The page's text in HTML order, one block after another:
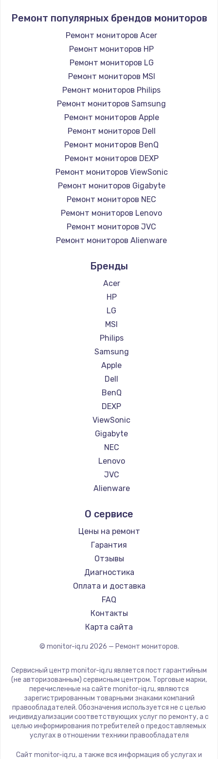
Установка драйверов
725 руб.
Заказать
Замена вебкамеры
1260 руб.
Заказать
Ремонт петель крышки
990 руб.
Заказать
Настройка Wi-Fi
1030 руб.
Заказать
Замена шим-контроллера
3900 руб.
Замена HDMI
Заказать
Ремонт популярных брендов мониторов
Ремонт мониторов Acer
Ремонт мониторов HP
Ремонт мониторов LG
Ремонт мониторов MSI
Ремонт мониторов Philips
Ремонт мониторов Samsung
Ремонт мониторов Apple
Ремонт мониторов Dell
Ремонт мониторов BenQ
Ремонт мониторов DEXP
Ремонт мониторов ViewSonic
Ремонт мониторов Gigabyte
Ремонт мониторов NEC
Ремонт мониторов Lenovo
Ремонт мониторов JVC
Ремонт мониторов Alienware
Ремонт мониторов Thunderobot
Ремонт мониторов Hisense
Ремонт мониторов АОС
Ремонт мониторов Ardor
Ремонт мониторов Machenike
Ремонт мониторов iru
Ремонт мониторов Titan Army
Ремонт мониторов iFFALCON
Ремонт мониторов Dahua
Бренды
Acer
HP
LG
MSI
Philips
Samsung
Apple
Dell
BenQ
DEXP
ViewSonic
Gigabyte
NEC
Lenovo
JVC
Alienware
Thunderobot
Hisense
АОС
Ardor
Machenike
iru
Titan Army
iFFALCON
Dahua
О сервисе
Цены на ремонт
Гарантия
Отзывы
Диагностика
Оплата и доставка
FAQ
Контакты
Карта сайта
© monitor-iq.ru 2026 — Ремонт мониторов.
Сервисный центр monitor-iq.ru является пост гарантийным
(не авторизованным) сервисным центром. Торговые марки,
перечисленные на сайте monitor-iq.ru, являются
зарегистрированным товарными знаками компаний
правообладателей. Обозначения используется не с целью
индивидуализации соответствующих услуг по ремонту, а с
целью информирования потребителей о предоставляемых
услугах в отношении техники правообладателя
Сайт monitor-iq.ru, а также вся информация об услугах и